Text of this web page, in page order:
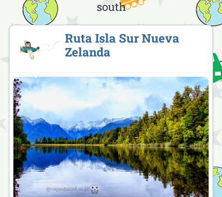
south
Ruta Isla Sur Nueva
Zelanda